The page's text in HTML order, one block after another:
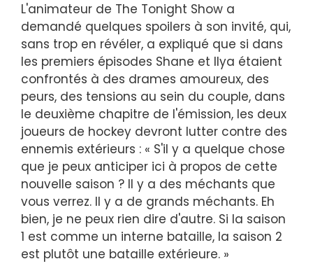
L'animateur de The Tonight Show a
demandé quelques spoilers à son invité, qui,
sans trop en révéler, a expliqué que si dans
les premiers épisodes Shane et Ilya étaient
confrontés à des drames amoureux, des
peurs, des tensions au sein du couple, dans
le deuxième chapitre de l'émission, les deux
joueurs de hockey devront lutter contre des
ennemis extérieurs : « S'il y a quelque chose
que je peux anticiper ici à propos de cette
nouvelle saison ? Il y a des méchants que
vous verrez. Il y a de grands méchants. Eh
bien, je ne peux rien dire d'autre. Si la saison
1 est comme un interne bataille, la saison 2
est plutôt une bataille extérieure. »